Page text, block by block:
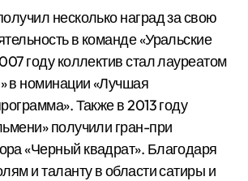
несколько наград за свою
в команде «Уральские
году коллектив стал лауреатом
в номинации «Лучшая
Также в 2013 году
получили гран-при
«Черный квадрат». Благодаря
и таланту в области сатиры и